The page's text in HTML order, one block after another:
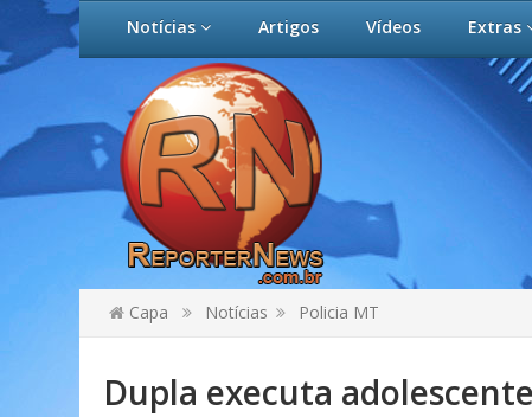
Notícias Artigos Vídeos Extras
Capa Notícias Policia MT
Dupla executa